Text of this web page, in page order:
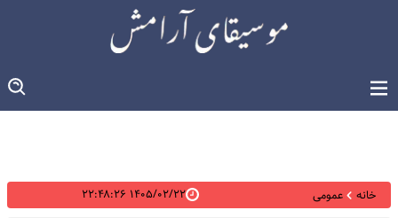
خانه عمومی ۱۴۰۵/۰۲/۲۲ ۲۲:۴۸:۲۶